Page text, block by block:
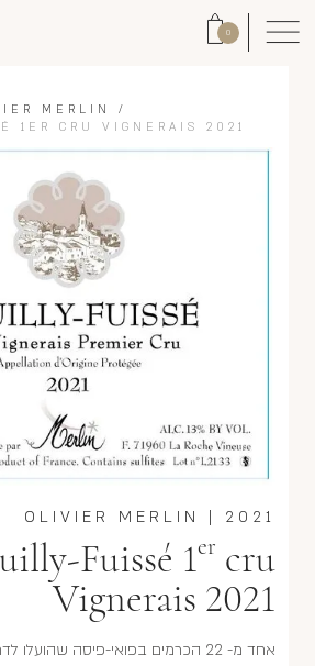
0
MERLIN
/
1ER CRU VIGNERAIS 2021
2021
OLIVIER MERLIN
Fuissé 1er cru
Vignerais 2021
אחד מ- 22 הכרמים בפואי-פיסה